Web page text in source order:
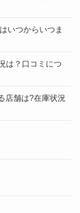
いつからいつま
は？口コミにつ
店舗は?在庫状況